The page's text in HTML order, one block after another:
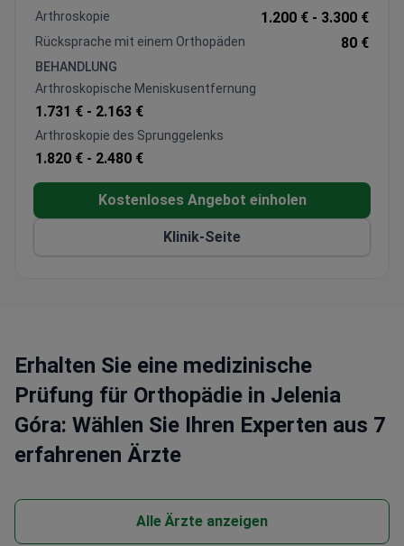
Bietet arthroskopische Eingriffe an, einschließlich
VKB-Rekonstruktion und
orthopädischer Abteilung
Arthroskopie
1.200 € - 3.300 €
Rücksprache mit einem Orthopäden 80 €
BEHANDLUNG
Arthroskopische Meniskusentfernung
1.731 € - 2.163 €
Arthroskopie des Sprunggelenks
1.820 € - 2.480 €
Kostenloses Angebot einholen
Klinik-Seite
Erhalten Sie eine medizinische
Prüfung für Orthopädie in Jelenia
Góra: Wählen Sie Ihren Experten aus 7
erfahrenen Ärzte
Alle Ärzte anzeigen